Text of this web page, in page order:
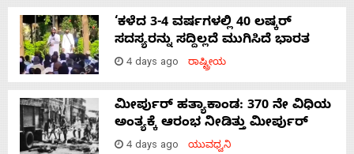
‘ಕಳೆದ 3-4 ವರ್ಷಗಳಲ್ಲಿ 40 ಲಷ್ಕರ್
ಸದಸ್ಯರನ್ನು ಸದ್ದಿಲ್ಲದೆ ಮುಗಿಸಿದೆ ಭಾರತ
4 days ago ರಾಷ್ಟ್ರೀಯ
ಮೀರ್ಪುರ್ ಹತ್ಯಾಕಾಂಡ: 370 ನೇ ವಿಧಿಯ
ಅಂತ್ಯಕ್ಕೆ ಆರಂಭ ನೀಡಿತ್ತು ಮೀರ್ಪುರ್
4 days ago ಯುವಧ್ವನಿ